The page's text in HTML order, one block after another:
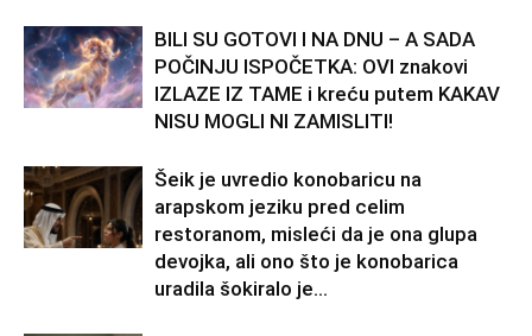
BILI SU GOTOVI I NA DNU – A SADA
POČINJU ISPOČETKA: OVI znakovi
IZLAZE IZ TAME i kreću putem KAKAV
NISU MOGLI NI ZAMISLITI!
Šeik je uvredio konobaricu na
arapskom jeziku pred celim
restoranom, misleći da je ona glupa
devojka, ali ono što je konobarica
uradila šokiralo je...